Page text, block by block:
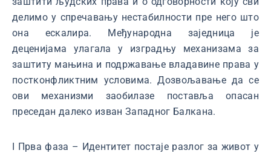
делимо у спречавању нестабилности пре него што
она ескалира. Међународна заједница је
деценијама улагала у изградњу механизама за
заштиту мањина и подржавање владавине права у
постконфликтним условима. Дозвољавање да се
ови механизми заобилазе поставља опасан
преседан далеко изван Западног Балкана.
I Прва фаза – Идентитет постаје разлог за живот у